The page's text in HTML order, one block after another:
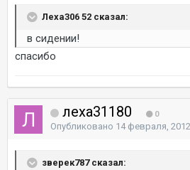
Леха306 52 сказал:
в сидении!
спасибо
леха31180 0
Опубликовано 14 февраля, 2012
зверек787 сказал: